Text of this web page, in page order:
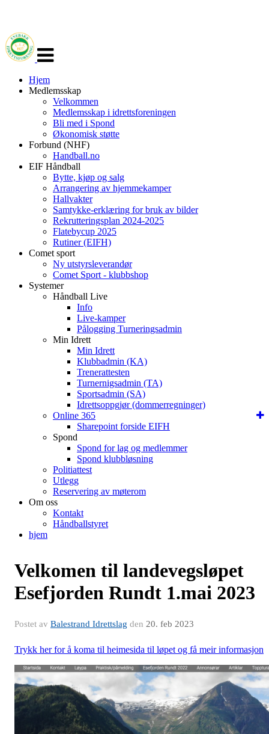
navigasjon
Hjem
Medlemsskap
Velkommen
Medlemsskap i idrettsforeningen
Bli med i Spond
Økonomisk støtte
Forbund (NHF)
Handball.no
EIF Håndball
Bytte, kjøp og salg
Arrangering av hjemmekamper
Hallvakter
Samtykke-erklæring for bruk av bilder
Rekrutteringsplan 2024-2025
Flatebycup 2025
Rutiner (EIFH)
Comet sport
Ny utstyrsleverandør
Comet Sport - klubbshop
Systemer
Håndball Live
Info
Live-kamper
Pålogging Turneringsadmin
Min Idrett
Min Idrett
Klubbadmin (KA)
Trenerattesten
Turnernigsadmin (TA)
Sportsadmin (SA)
Idrettsoppgjør (dommerregninger)
Online 365
Sharepoint forside EIFH
Spond
Spond for lag og medlemmer
Spond klubbløsning
Politiattest
Utlegg
Reservering av møterom
Om oss
Kontakt
Håndballstyret
hjem
Velkomen til landevegsløpet
Esefjorden Rundt 1.mai 2023
Postet av Balestrand Idrettslag den 20. feb 2023
Trykk herfor å koma til heimesida til løpet og få meir informasjon